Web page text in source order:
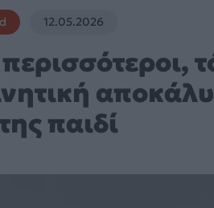
12.05.2026
παιδί